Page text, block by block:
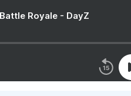
Royale - DayZ